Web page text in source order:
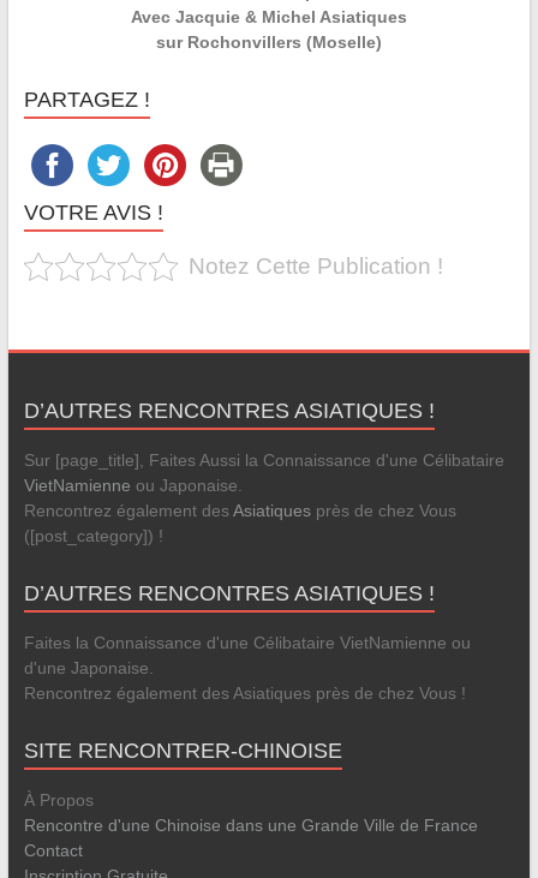
Avec Jacquie & Michel Asiatiques
sur Rochonvillers (Moselle)
PARTAGEZ !
VOTRE AVIS !
Notez Cette Publication !
D’AUTRES RENCONTRES ASIATIQUES !
Sur [page_title], Faites Aussi la Connaissance d'une Célibataire
VietNamienne ou Japonaise.
Rencontrez également desAsiatiquesprès de chez Vous
([post_category]) !
D’AUTRES RENCONTRES ASIATIQUES !
Faites la Connaissance d'une Célibataire VietNamienne ou
d'une Japonaise.
Rencontrez également des Asiatiques près de chez Vous !
SITE RENCONTRER-CHINOISE
À Propos
Rencontre d'une Chinoise dans une Grande Ville de France
Contact